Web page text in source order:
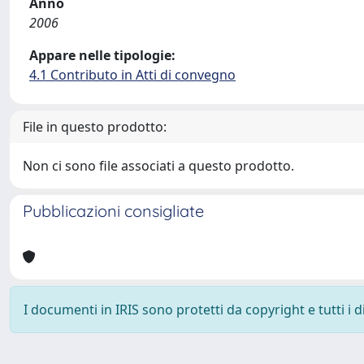
2006
Appare nelle tipologie:
4.1 Contributo in Atti di convegno
File in questo prodotto:
Non ci sono file associati a questo prodotto.
Pubblicazioni consigliate
I documenti in IRIS sono protetti da copyright e tutti i